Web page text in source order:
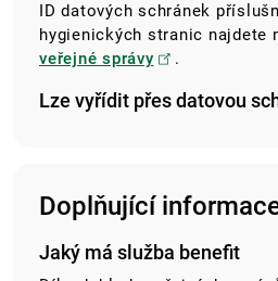
ID datových schránek
hygienických stranic najdete
veřejné správy
.
Lze vyřídit přes datovou
Doplňující
Jaký má služba benefit